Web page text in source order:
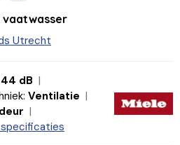
Utrecht
dB
Ventilatie